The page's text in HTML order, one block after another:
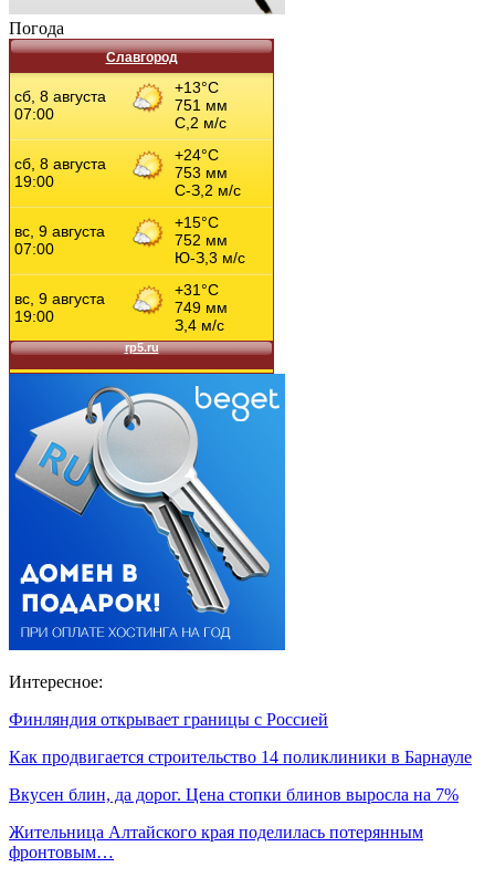
Погода
Славгород
Интересное:
Финляндия открывает границы с Россией
Как продвигается строительство 14 поликлиники в Барнауле
Вкусен блин, да дорог. Цена стопки блинов выросла на 7%
Жительница Алтайского края поделилась потерянным
фронтовым…